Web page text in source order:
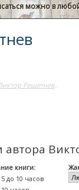
можно в
Решетнев..
книги:
5 до 10 часов